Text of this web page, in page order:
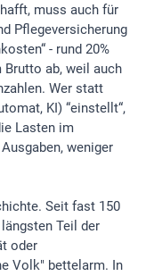
muss auch für
Pflegeversicherung
- rund 20%
Brutto ab, weil auch
Wer statt
KI) “einstellt“,
Lasten im
weniger
Seit fast 150
Teil der
oder
Volk" bettelarm. In